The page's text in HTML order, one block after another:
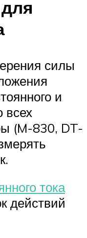
силы
и
всех
(M-830, DT-
тока
действий